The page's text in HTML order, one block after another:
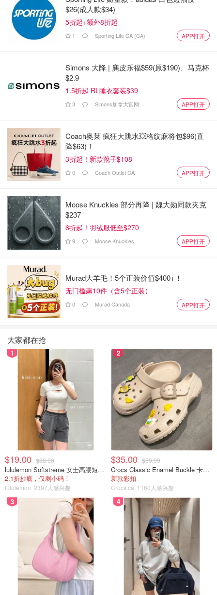
美国国务院驻渥太华领事事务公使衔参赞Elizabeth Power
表示：“实际情况是，申请人移交了自己账户的访问权限，
但骗子却不采取任何行动。”
账户控制权的报告。
“我们通常会在这时候听说这种情况，当申请人意识到他们
不再有权访问自己的帐户时，骗子已经更改了密码，因此他
Power 表示，据她所在的机构所知，诈骗者并没有试图重新
预约申请人的更早时间。但她表示，很难区分合法所有者的
账户和控制权被第三方掌握的账户。
与此同时，该部门一直在开展一个项目，为等待时间最长的
要任务”。
黑市签证预约行业
这些都是柏林社会科学中心 WZB 经济学家所研究的全球蓬
2014 年，德国外交部联系了该研究小组，了解到黄牛在贝
鲁特收取费用以加快预约速度，而许多因内战而流离失所的
叙利亚难民都在贝鲁特寻求签证。
Hakimov表示：“每当这些公共服务的需求过大时，黄牛就
会想方设法赚取利润。”
Hakimov称，Chen的经历与他研究过的一种“黄牛”类似，他
们愿意收取一定费用，为乘客重新预订机票。
他说：“他们只是监控任何即将取消的航班，或者提前腾出
额外航班时刻，然后他们会第一个得到这些航班时刻。”
Hakimov采访了柏林的一些黄牛党，他们表示自己也使用了
这种技巧。
极端方法
Hakimov表示，还有另一种更为极端的黄牛党行为：“机器
人”或计算机程序使用假名抢占所有可用的预约，然后黄牛
党会取消一些预约，并重新与真人预约。
他说，这种黄牛党的明显特征就是大量预约不出现的情
“这意味着黄牛党已经走了很远，”他说。“他们把所有可以买
到的东西都订了，而且他们不在乎卖不卖。”
$26(成人款$34)
5折起+额外8折起
1 Sporting Life CA (CA) APP打开
Simons 大降 | 麂皮乐福$59(原$190)、马克杯
$2.9
1.5折起 RL睡衣套装$39
3 Simons加拿大官网 APP打开
Coach奥莱 疯狂大跳水💥格纹麻将包$96(直
降$63)！
3折起！新款靴子$108
0 Coach Outlet CA APP打开
Moose Knuckles 部分再降 | 魏大勋同款夹克
$237
6折起！羽绒服低至$270
9 Moose Knuckles APP打开
Murad大羊毛！5个正装价值$400+！
无门槛薅10件（含5个正装）
0 Murad Canada APP打开
大家都在抢
1
$19.00 $88.00
lululemon Softstreme 女士高腰短裤 10cm
2.1折抄底，仅剩小码！
lululemon 2397人感兴趣
2
$35.00 $69.99
Crocs Classic Enamel Buckle 卡骆驰布扣便鞋
新款彩扣
Crocs.ca 1160人感兴趣
3 4